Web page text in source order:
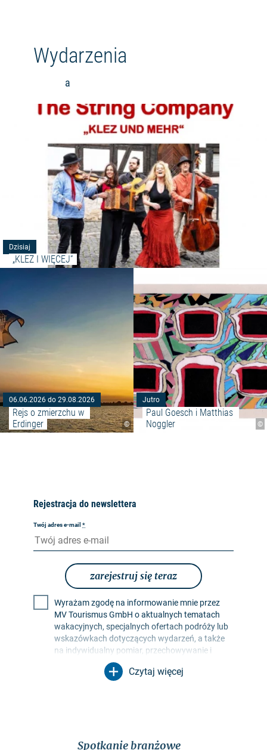
Wydarzenia
a
Dzisiaj
„KLEZ I WIĘCEJ”
©
06.06.2026 do 29.08.2026
Rejs o zmierzchu w
Erdinger
©
Jutro
Paul Goesch i Matthias
Noggler
Rejestracja do newslettera
Twój adres e-mail *
zarejestruj się teraz
Wyrażam zgodę na informowanie mnie przez
MV Tourismus GmbH o aktualnych tematach
wakacyjnych, specjalnych ofertach podróży lub
wskazówkach dotyczących wydarzeń, a także
na indywidualny pomiar, przechowywanie i
ocenę współczynników otwarcia i kliknięć w
profilach odbiorców w celu projektowania
swoją zgodę w dowolnym momencie ze
Czytaj więcej
Spotkanie branżowe